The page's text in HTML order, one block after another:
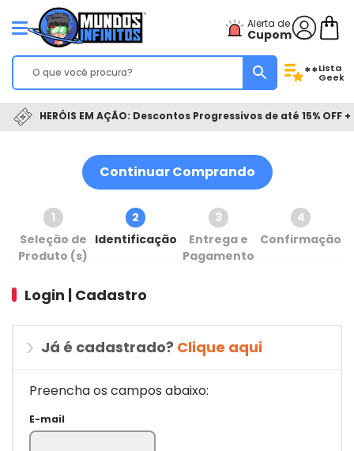
Alerta de
Cupom
**Lista
Geek
HERÓIS EM AÇÃO: Descontos Progressivos de até 15% OFF
Continuar Comprando
1
Seleção de
Produto (s)
2
Identificação
3
Entrega e
Pagamento
4
Confirmação
Login | Cadastro
Já é cadastrado? Clique aqui
Preencha os campos abaixo:
E-mail